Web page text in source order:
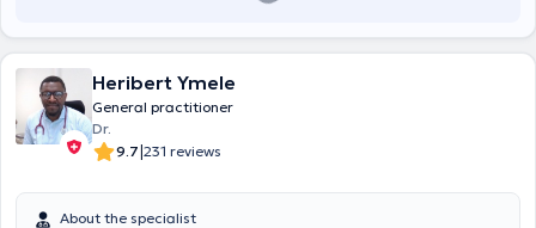
Heribert Ymele
General practitioner
Dr.
9.7|231 reviews
About the specialist